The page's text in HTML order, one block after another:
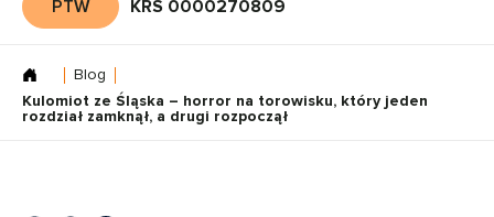
PTW
KRS 0000270809
Blog
Kulomiot ze Śląska – horror na torowisku, który jeden
rozdział zamknął, a drugi rozpoczął